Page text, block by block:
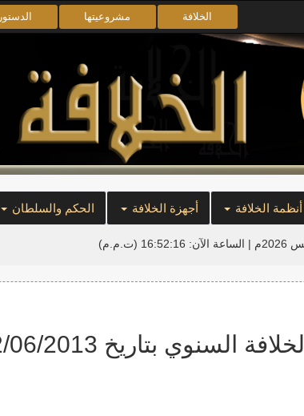
الخلافة مشروعيتها الدستور
أنظمة الخلافة أجهزة الخلافة الحكم والسلطان
الساعة الآن: 16:52:17 (ت.م.م)
بتاريخ 22/06/2013م